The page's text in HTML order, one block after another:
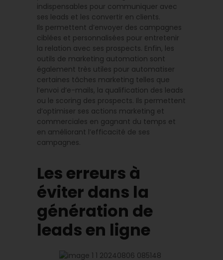
indispensables pour communiquer avec
ses leads et les convertir en clients.
Ils permettent d’envoyer des campagnes
ciblées et personnalisées pour entretenir
la relation avec ses prospects. Enfin, les
outils de marketing automation sont
également très utiles pour automatiser
certaines tâches marketing telles que
l’envoi d’e-mails, la qualification des leads
ou le scoring des prospects. Ils permettent
d’optimiser ses actions marketing et
commerciales en gagnant du temps et
en améliorant l’efficacité de ses
campagnes.
Les erreurs à
éviter dans la
génération de
leads en ligne